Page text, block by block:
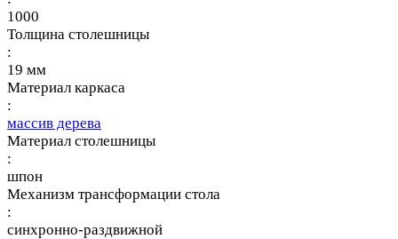
1000
Толщина столешницы
:
19 мм
Материал каркаса
:
массив дерева
Материал столешницы
:
шпон
Механизм трансформации стола
:
синхронно-раздвижной